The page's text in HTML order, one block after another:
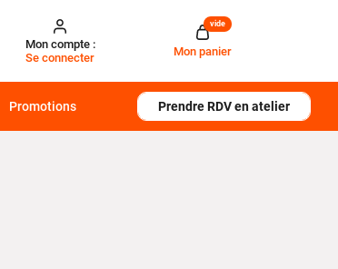
Mon compte :
Se connecter
Mon panier
vide
Promotions Prendre RDV en atelier